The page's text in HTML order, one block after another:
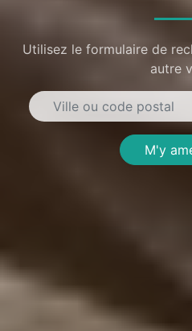
Utilisez le formulaire de
autre
M'y